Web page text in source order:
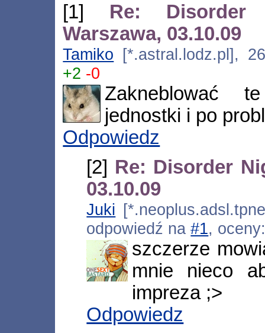
[1] Re:
Warszawa, 03.10.09
Tamiko [*.astral.lodz.pl],
+2 -0
Zakneblować
jednostki i po
Odpowiedz
[2] Re: Disorder
03.10.09
Juki
odpowiedź na#1,
szczerze
mnie nieco
impreza ;>
Odpowiedz